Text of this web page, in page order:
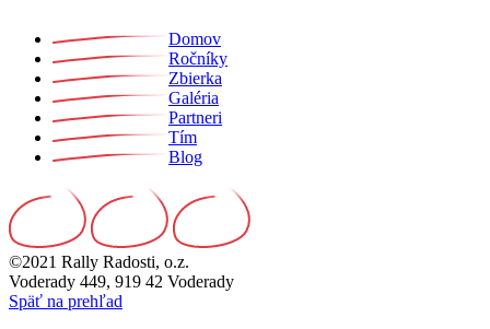
Domov
Ročníky
Zbierka
Galéria
Partneri
Tím
Blog
©2021 Rally Radosti, o.z.
Voderady 449, 919 42 Voderady
Späť na prehľad